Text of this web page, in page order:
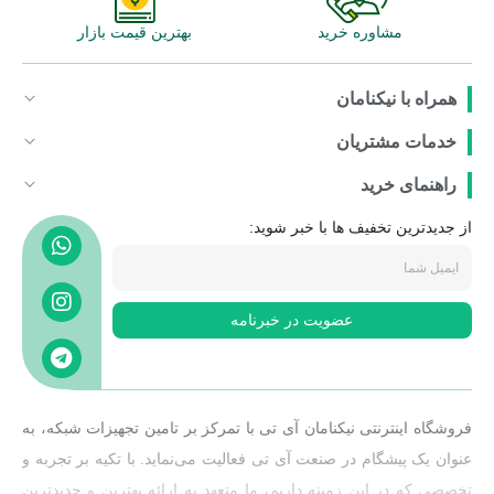
مشاوره خرید بهترین قیمت بازار
همراه با نیکنامان
خدمات مشتریان
راهنمای خرید
از جدیدترین تخفیف ها با خبر شوید:
عضویت در خبرنامه
فروشگاه اینترنتی نیکنامان آی تی با تمرکز بر تامین تجهیزات شبکه، به
عنوان یک پیشگام در صنعت آی تی فعالیت می‌نماید. با تکیه بر تجربه و
تخصصی که در این زمینه داریم، ما متعهد به ارائه بهترین و جدیدترین